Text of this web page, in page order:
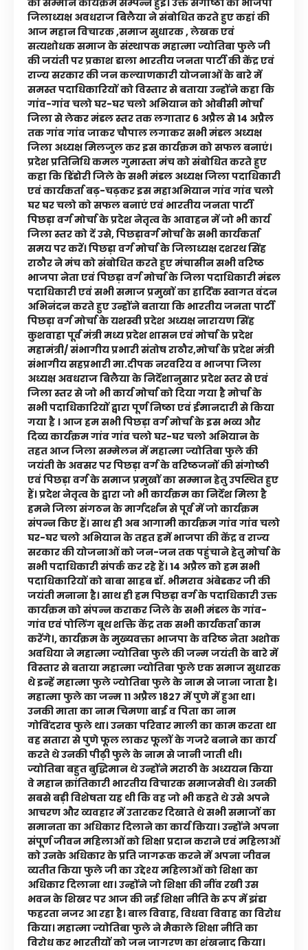
जिलाध्यक्ष अवधराज बिलैया ने संबोधित करते हुए कहां की
आज महान विचारक ,समाज सुधारक , लेखक एवं
सत्यशोधक समाज के संस्थापक महात्मा ज्योतिबा फुले जी
की जयंती पर प्रकाश डाला भारतीय जनता पार्टी की केंद्र एवं
राज्य सरकार की जन कल्याणकारी योजनाओं के बारे में
समस्त पदाधिकारियों को विस्तार से बताया उन्होंने कहा कि
गांव-गांव चलो घर-घर चलो अभियान को ओबीसी मोर्चा
जिला से लेकर मंडल स्तर तक लगातार 6 अप्रैल से 14 अप्रैल
तक गांव गांव जाकर चौपाल लगाकर सभी मंडल अध्यक्ष
जिला अध्यक्ष मिलजुल कर इस कार्यक्रम को सफल बनाएं।
प्रदेश प्रतिनिधि कमल गुमास्ता मंच को संबोधित करते हुए
कहा कि डिंडोरी जिले के सभी मंडल अध्यक्ष जिला पदाधिकारी
एवं कार्यकर्ता बढ़-चढ़कर इस महाअभियान गांव गांव चलो
घर घर चलो को सफल बनाएं एवं भारतीय जनता पार्टी
पिछड़ा वर्ग मोर्चा के प्रदेश नेतृत्व के आवाहन में जो भी कार्य
जिला स्तर को दें उसे, पिछड़ावर्ग मोर्चा के सभी कार्यकर्ता
समय पर करें। पिछड़ा वर्ग मोर्चा के जिलाध्यक्ष दशरथ सिंह
राठौर ने मंच को संबोधित करते हुए मंचासीन सभी वरिष्ठ
भाजपा नेता एवं पिछड़ा वर्ग मोर्चा के जिला पदाधिकारी मंडल
पदाधिकारी एवं सभी समाज प्रमुखों का हार्दिक स्वागत वंदन
अभिनंदन करते हुए उन्होंने बताया कि भारतीय जनता पार्टी
पिछड़ा वर्ग मोर्चा के यशस्वी प्रदेश अध्यक्ष नारायण सिंह
कुशवाहा पूर्व मंत्री मध्य प्रदेश शासन एवं मोर्चा के प्रदेश
महामंत्री/ संभागीय प्रभारी संतोष राठौर,मोर्चा के प्रदेश मंत्री
संभागीय सहप्रभारी मा.दीपक नरवरिय व भाजपा जिला
अध्यक्ष अवधराज बिलैया के निर्देशानुसार प्रदेश स्तर से एवं
जिला स्तर से जो भी कार्य मोर्चा को दिया गया है मोर्चा के
सभी पदाधिकारियों द्वारा पूर्ण निष्ठा एवं ईमानदारी से किया
गया है । आज हम सभी पिछड़ा वर्ग मोर्चा के इस भव्य और
दिव्य कार्यक्रम गांव गांव चलो घर-घर चलो अभियान के
तहत आज जिला सम्मेलन में महात्मा ज्योतिबा फुले की
जयंती के अवसर पर पिछड़ा वर्ग के वरिष्ठजनों की संगोष्ठी
एवं पिछड़ा वर्ग के समाज प्रमुखों का सम्मान हेतु उपस्थित हुए
हैं। प्रदेश नेतृत्व के द्वारा जो भी कार्यक्रम का निर्देश मिला है
हमने जिला संगठन के मार्गदर्शन से पूर्व में जो कार्यक्रम
संपन्न किए हैं। साथ ही अब आगामी कार्यक्रम गांव गांव चलो
घर-घर चलो अभियान के तहत हमें भाजपा की केंद्र व राज्य
सरकार की योजनाओं को जन-जन तक पहुंचाने हेतु मोर्चा के
सभी पदाधिकारी संपर्क कर रहे हैं। 14 अप्रैल को हम सभी
पदाधिकारियों को बाबा साहब डॉ. भीमराव अंबेडकर जी की
जयंती मनाना है। साथ ही हम पिछड़ा वर्ग के पदाधिकारी उक्त
कार्यक्रम को संपन्न कराकर जिले के सभी मंडल के गांव-
गांव एवं पोलिंग बूथ शक्ति केंद्र तक सभी कार्यकर्ता काम
करेंगे।, कार्यक्रम के मुख्यवक्ता भाजपा के वरिष्ठ नेता अशोक
अवधिया ने महात्मा ज्योतिबा फुले की जन्म जयंती के बारे में
विस्तार से बताया महात्मा ज्योतिबा फुले एक समाज सुधारक
थे इन्हें महात्मा फुले ज्योतिबा फुले के नाम से जाना जाता है।
महात्मा फुले का जन्म 11 अप्रैल 1827 में पुणे में हुआ था।
उनकी माता का नाम चिमणा बाई व पिता का नाम
गोविंदराव फुले था। उनका परिवार माली का काम करता था
वह सतारा से पुणे फूल लाकर फूलों के गजरे बनाने का कार्य
करते थे उनकी पीढ़ी फुले के नाम से जानी जाती थी।
ज्योतिबा बहुत बुद्धिमान थे उन्होंने मराठी के अध्ययन किया
वे महान क्रांतिकारी भारतीय विचारक समाजसेवी थे। उनकी
सबसे बड़ी विशेषता यह थी कि वह जो भी कहते थे उसे अपने
आचरण और व्यवहार में उतारकर दिखाते थे सभी समाजों का
समानता का अधिकार दिलाने का कार्य किया। उन्होंने अपना
संपूर्ण जीवन महिलाओं को शिक्षा प्रदान कराने एवं महिलाओं
को उनके अधिकार के प्रति जागरूक करने में अपना जीवन
व्यतीत किया फुले जी का उद्देश्य महिलाओं को शिक्षा का
अधिकार दिलाना था। उन्होंने जो शिक्षा की नींव रखी उस
भवन के शिखर पर आज की नई शिक्षा नीति के रूप में झंडा
फहरता नजर आ रहा है। बाल विवाह, विधवा विवाह का विरोध
किया। महात्मा ज्योतिबा फुले ने मैकाले शिक्षा नीति का
विरोध कर भारतीयों को जन जागरण का शंखनाद किया।